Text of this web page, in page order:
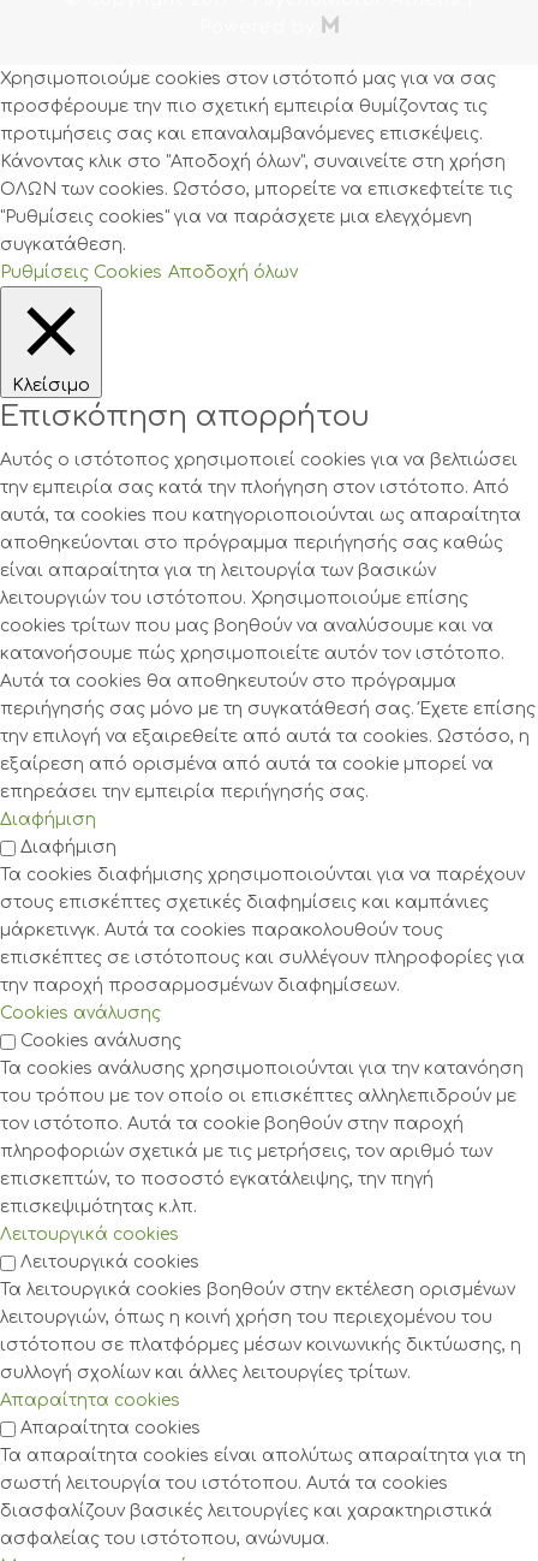

Χρησιμοποιούμε cookies στον ιστότοπό μας για να σας
προσφέρουμε την πιο σχετική εμπειρία θυμίζοντας τις
προτιμήσεις σας και επαναλαμβανόμενες επισκέψεις.
Κάνοντας κλικ στο "Αποδοχή όλων", συναινείτε στη χρήση
ΟΛΩΝ των cookies. Ωστόσο, μπορείτε να επισκεφτείτε τις
"Ρυθμίσεις cookies" για να παράσχετε μια ελεγχόμενη
συγκατάθεση.
Ρυθμίσεις Cookies Αποδοχή όλων
Κλείσιμο
Επισκόπηση απορρήτου
Αυτός ο ιστότοπος χρησιμοποιεί cookies για να βελτιώσει
την εμπειρία σας κατά την πλοήγηση στον ιστότοπο. Από
αυτά, τα cookies που κατηγοριοποιούνται ως απαραίτητα
αποθηκεύονται στο πρόγραμμα περιήγησής σας καθώς
είναι απαραίτητα για τη λειτουργία των βασικών
λειτουργιών του ιστότοπου. Χρησιμοποιούμε επίσης
cookies τρίτων που μας βοηθούν να αναλύσουμε και να
κατανοήσουμε πώς χρησιμοποιείτε αυτόν τον ιστότοπο.
Αυτά τα cookies θα αποθηκευτούν στο πρόγραμμα
περιήγησής σας μόνο με τη συγκατάθεσή σας. Έχετε επίσης
την επιλογή να εξαιρεθείτε από αυτά τα cookies. Ωστόσο, η
εξαίρεση από ορισμένα από αυτά τα cookie μπορεί να
επηρεάσει την εμπειρία περιήγησής σας.
Διαφήμιση
Διαφήμιση
Τα cookies διαφήμισης χρησιμοποιούνται για να παρέχουν
στους επισκέπτες σχετικές διαφημίσεις και καμπάνιες
μάρκετινγκ. Αυτά τα cookies παρακολουθούν τους
επισκέπτες σε ιστότοπους και συλλέγουν πληροφορίες για
την παροχή προσαρμοσμένων διαφημίσεων.
Cookies ανάλυσης
Cookies ανάλυσης
Τα cookies ανάλυσης χρησιμοποιούνται για την κατανόηση
του τρόπου με τον οποίο οι επισκέπτες αλληλεπιδρούν με
τον ιστότοπο. Αυτά τα cookie βοηθούν στην παροχή
πληροφοριών σχετικά με τις μετρήσεις, τον αριθμό των
επισκεπτών, το ποσοστό εγκατάλειψης, την πηγή
επισκεψιμότητας κ.λπ.
Λειτουργικά cookies
Λειτουργικά cookies
Τα λειτουργικά cookies βοηθούν στην εκτέλεση ορισμένων
λειτουργιών, όπως η κοινή χρήση του περιεχομένου του
ιστότοπου σε πλατφόρμες μέσων κοινωνικής δικτύωσης, η
συλλογή σχολίων και άλλες λειτουργίες τρίτων.
Απαραίτητα cookies
Απαραίτητα cookies
Τα απαραίτητα cookies είναι απολύτως απαραίτητα για τη
σωστή λειτουργία του ιστότοπου. Αυτά τα cookies
διασφαλίζουν βασικές λειτουργίες και χαρακτηριστικά
ασφαλείας του ιστότοπου, ανώνυμα.